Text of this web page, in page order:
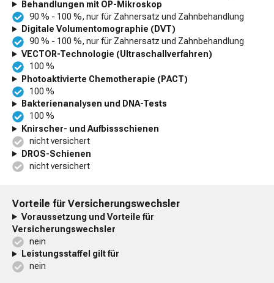
Behandlungen mit OP-Mikroskop
90 % - 100 %, nur für Zahnersatz und Zahnbehandlung
Digitale Volumentomographie (DVT)
90 % - 100 %, nur für Zahnersatz und Zahnbehandlung
VECTOR-Technologie (Ultraschallverfahren)
100 %
Photoaktivierte Chemotherapie (PACT)
100 %
Bakterienanalysen und DNA-Tests
100 %
Knirscher- und Aufbissschienen
nicht versichert
DROS-Schienen
nicht versichert
Vorteile für Versicherungswechsler
Voraussetzung und Vorteile für
Versicherungswechsler
nein
Leistungsstaffel gilt für
nein